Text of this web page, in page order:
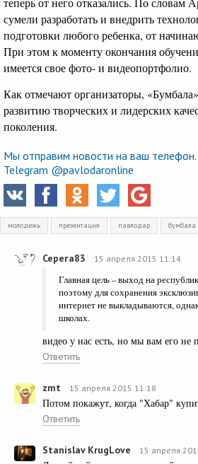
сумели разработать и внедрить
подготовки любого ребенка, от
При этом к моменту окончания
имеется свое фото- и видеопортфолио.
Как отмечают организаторы,
развитию творческих и лидерских
поколения.
Мы отправим новости на ваш
Telegram @pavlodaronline
молодежь презентация павлодар бумбала
Серега83 15 апреля 2015 11:14
Главная цель – выход на
поэтому для сохранения
интернет не выкладываются,
школах.
видео у нас есть, но мы вам его не
Ответить
zmt 15 апреля 2015 11:18
Потом покажут, когда "Хабар"
Ответить
Stanislav KrugLove 15 апреля